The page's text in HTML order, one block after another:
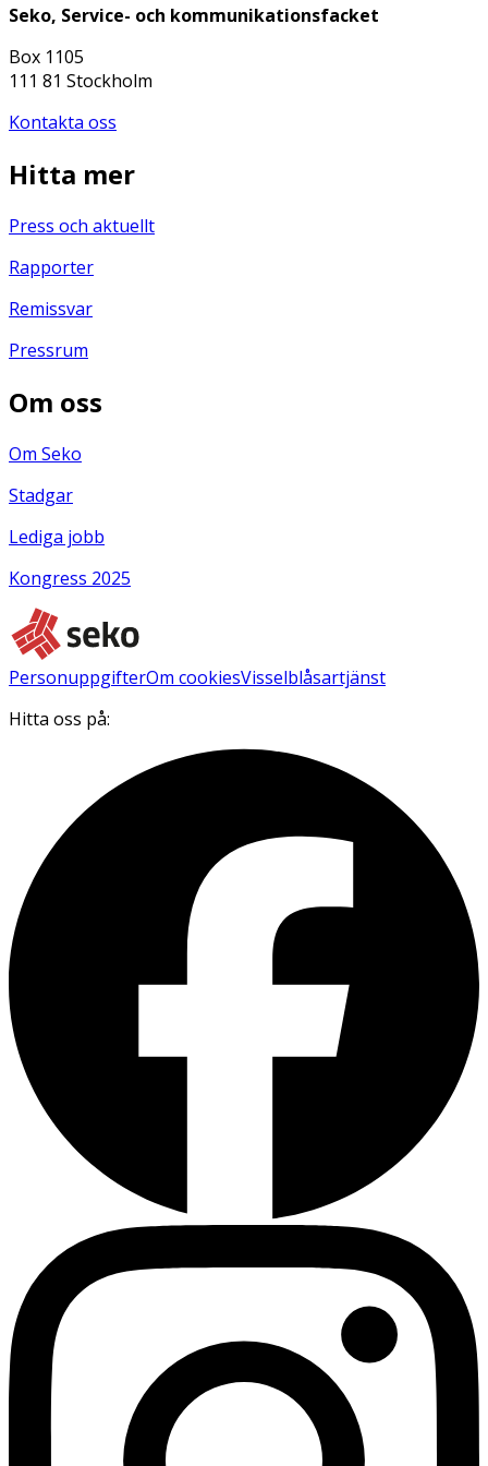
Seko, Service- och kommunikationsfacket
Box 1105
111 81 Stockholm
Kontakta oss
Hitta mer
Press och aktuellt
Rapporter
Remissvar
Pressrum
Om oss
Om Seko
Stadgar
Lediga jobb
Kongress 2025
PersonuppgifterOm cookiesVisselblåsartjänst
Hitta oss på: